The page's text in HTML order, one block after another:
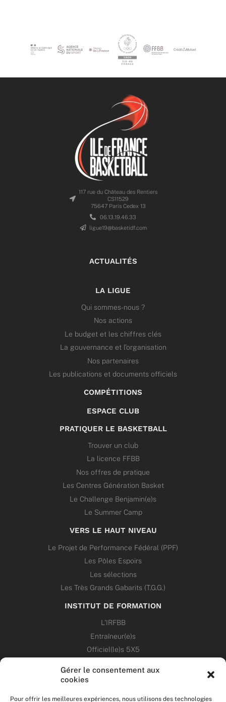
Gérer le consentement aux
cookies
Pour offrir les meilleures expériences, nous utilisons des technologies
117 rue du Château des Rentiers
CS11529
75647 Paris Cedex 13
06.13.19.46.33
ligue19@basketidf.com
ACTUALITÉS
LA LIGUE
Qui sommes-nous ?
Nos actions
Le budget et les chiffres clés
La gouvernance et l’organisation
Nos partenaires
Les publications et documents officiels
COMPÉTITIONS
ESPACE CLUB
PRATIQUER LE BASKETBALL
Trouver un club
La licence FFBB
Nos offres de pratique
Les Centres Génération Basket
Le Challenge Benjamin(e)s
Le Summer Camp
VERS LE HAUT NIVEAU
Le Projet de Performance Fédéral (PPF)
Les Pôles Espoirs
Les sélections
Les Très Grands Gabarits (T.G.G.)
INSTITUT DE FORMATION
L’IRFBB
Entraîneur(e)s
Officiel(le)s 5X5